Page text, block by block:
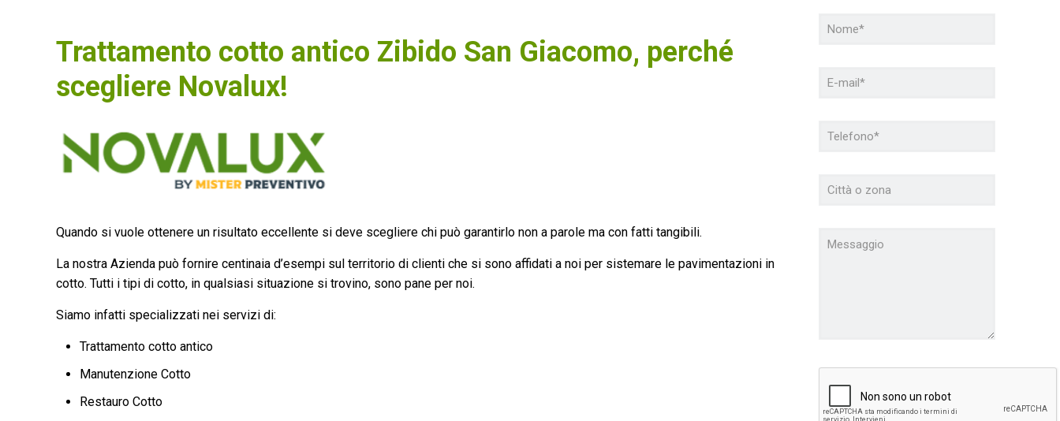
Trattamento cotto antico Zibido San Giacomo, perché
scegliere Novalux!
Quando si vuole ottenere un risultato eccellente si deve scegliere chi può garantirlo non a parole ma con fatti tangibili.
La nostra Azienda può fornire centinaia d’esempi sul territorio di clienti che si sono affidati a noi per sistemare le pavimentazioni in
cotto. Tutti i tipi di cotto, in qualsiasi situazione si trovino, sono pane per noi.
Siamo infatti specializzati nei servizi di:
Trattamento cotto antico
Manutenzione Cotto
Restauro Cotto